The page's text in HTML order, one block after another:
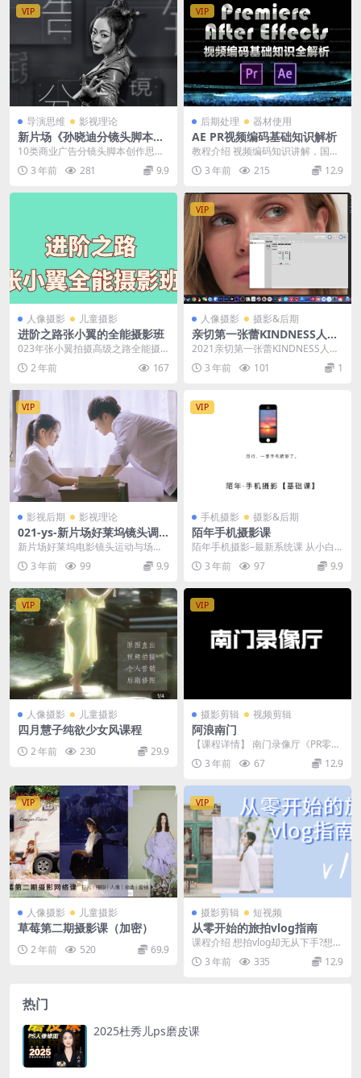
VIP
导演思维 影视理论
新片场《孙晓迪分镜头脚本》
掌握10种类型商业广告创作思
10类商业广告分镜头脚本创作思路
在过去的高校教学中，分镜头脚本
创作类的课程较少...
3 年前 281 9.9
VIP
后期处理 器材使用
AE PR视频编码基础知识解析
教程介绍 视频编码知识讲解，国内
很多AE CG资源大部分是国外教
程，本套课程已经...
3 年前 215 12.9
人像摄影 儿童摄影
进阶之路张小翼的全能摄影班
023年张小翼拍摄高级之路全能摄
影班网络资源介绍： 课程内容文件
目录 001节安...
2 年前 167
VIP
人像摄影 摄影&后期
亲切第一张蕾KINDNESS人像
精修色彩课第35期
2021亲切第一张蕾KINDNESS人像
精修色彩课第35期人像摄影
3 年前 101 1
VIP
影视后期 影视理论
021-ys-新片场好莱坞镜头调
度完整版
新片场好莱坞电影镜头运动与场面
调度实战解析 新片场学院独家引进
并配以中文字幕。 ...
3 年前 99 9.9
VIP
手机摄影 摄影&后期
陌年手机摄影课
陌年手机摄影–最新系统课 从小白
到摄影高手
3 年前 97 9.9
VIP
人像摄影 儿童摄影
四月慧子纯欲少女风课程
2 年前 230 29.9
VIP
摄影剪辑 视频剪辑
阿浪南门
【课程详情】 南门录像厅《PR零基
础系统学剪辑思维训练营2021》主
讲人：阿浪，...
3 年前 67 12.9
VIP
人像摄影 儿童摄影
草莓第二期摄影课（加密）
2 年前 520 69.9
VIP
摄影剪辑 短视频
从零开始的旅拍vlog指南
课程介绍 想拍vlog却无从下手?想提
高vlog质量却一筹莫展?不知各种拍
摄剪辑...
3 年前 335 12.9
热门
2025杜秀儿ps磨皮课